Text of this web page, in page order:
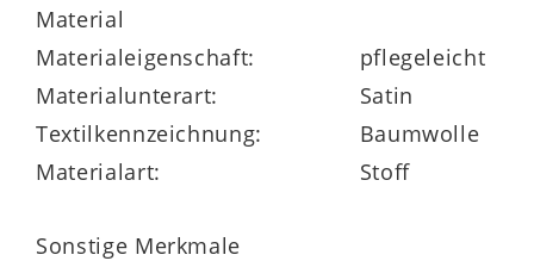
Material
Materialeigenschaft:
pflegeleicht
Materialunterart:
Satin
Textilkennzeichnung:
Baumwolle
Materialart:
Stoff
Sonstige Merkmale